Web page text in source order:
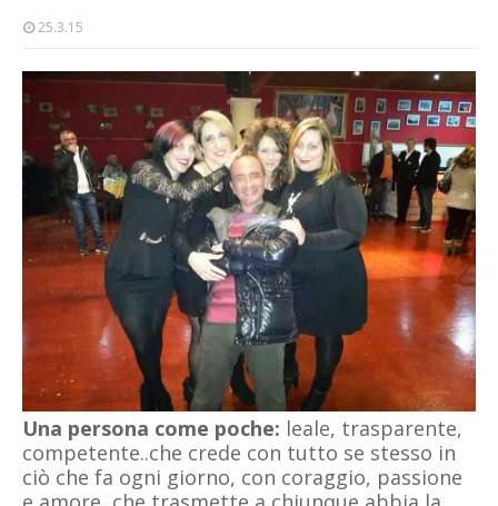
25.3.15
Una persona come poche: leale, trasparente,
competente..che crede con tutto se stesso in
ciò che fa ogni giorno, con coraggio, passione